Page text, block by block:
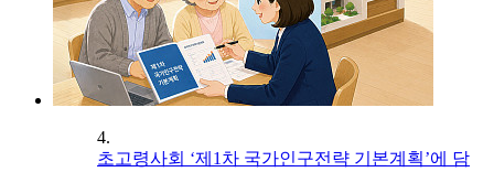
4.
초고령사회 ‘제1차 국가인구전략 기본계획’에 담